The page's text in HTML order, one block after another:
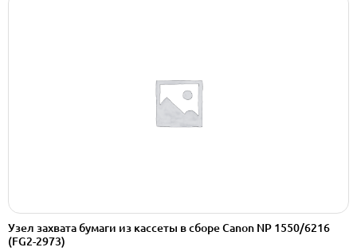
Узел захвата бумаги из кассеты в сборе Canon NP 1550/6216
(FG2-2973)